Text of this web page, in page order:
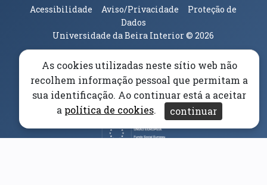
Acessibilidade Aviso/Privacidade
Proteção de
Dados
Universidade da Beira Interior© 2026
Parceiros e Financiadores(abre em nova janela)
(abre em nova janela)
(abre em nova janela)
As cookies utilizadas neste sítio web não
recolhem informação pessoal que permitam a
sua identificação. Ao continuar está a aceitar
a política de cookies. continuar